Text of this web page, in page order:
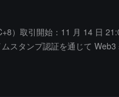
）取引開始：11 月 14 日
スタンプ認証を通じて